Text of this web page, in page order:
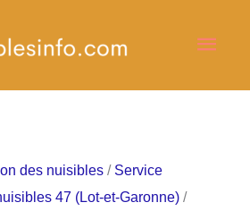
des nuisibles / Service
47 (Lot-et-Garonne) /